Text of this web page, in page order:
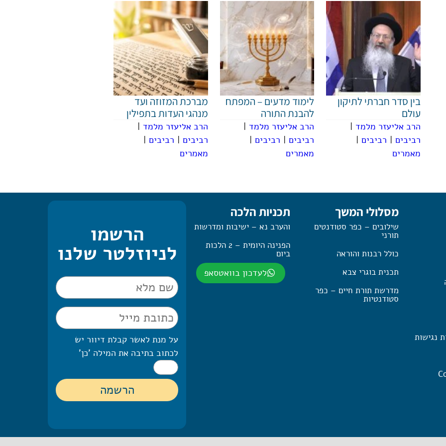
בין סדר חברתי לתיקון
עולם
הרב אליעזר מלמד |
רביבים | רביבים |
מאמרים
לימוד מדעים – המפתח
להבנת התורה
הרב אליעזר מלמד |
רביבים | רביבים |
מאמרים
מברכת המזוזה ועד
מנהגי העדות בתפילין
הרב אליעזר מלמד |
רביבים | רביבים |
מאמרים
נגישות
מסלולי המשך
שילובים – כפר סטודנטים
תורני
כולל רבנות והוראה
תכנית בוגרי צבא
מדרשת תורת חיים – כפר
סטודנטיות
תכניות הלכה
והערב נא – ישיבות ומדרשות
הפנינה היומית – 2 הלכות
ביום
לעדכון בוואטסאפ
הרשמו
לניוזלטר שלנו
על מנת לאשר קבלת דיוור יש
לכתוב בתיבה את המילה 'כן'